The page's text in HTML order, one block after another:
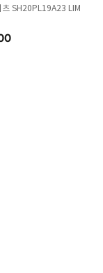
츠 SH20PL19A23 LIM